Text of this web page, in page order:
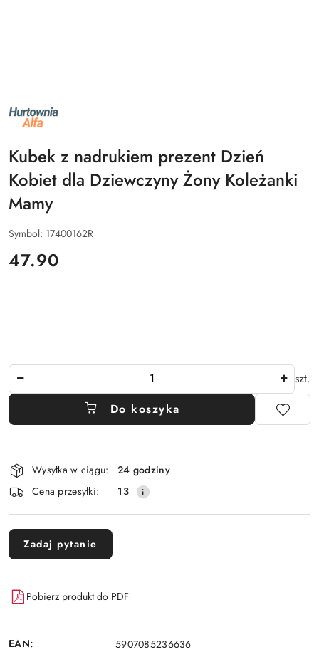
NAZWA
PRODUCENTA:
ALFA
Kubek z nadrukiem prezent Dzień
Kobiet dla Dziewczyny Żony Koleżanki
Mamy
Symbol: 17400162R
cena:
47.90
szt.
Do koszyka
Dostępność
i
dostawa
Wysyłka w ciągu:
24 godziny
Cena przesyłki:
13
Zadaj pytanie
Pobierz produkt do PDF
EAN: 5907085236636